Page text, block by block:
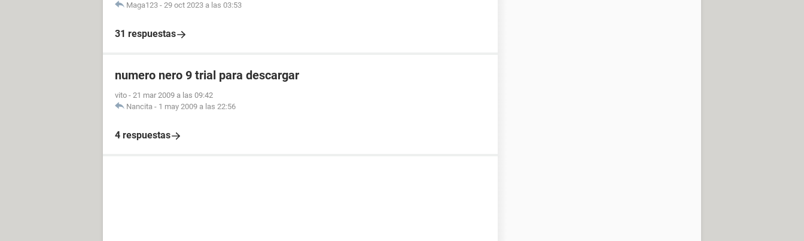
Maga123 - 29 oct 2023 a las 03:53
31 respuestas
numero nero 9 trial para descargar
vito - 21 mar 2009 a las 09:42
Nancita - 1 may 2009 a las 22:56
4 respuestas